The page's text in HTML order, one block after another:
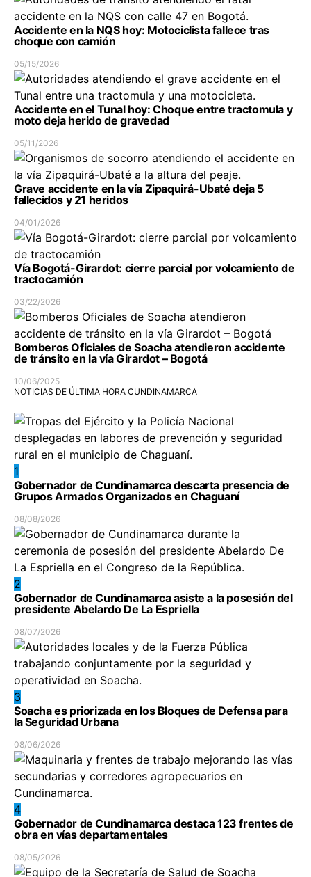
Accidente en la NQS hoy: Motociclista fallece tras
choque con camión
05/15/2026
Accidente en el Tunal hoy: Choque entre tractomula y
moto deja herido de gravedad
05/11/2026
Grave accidente en la vía Zipaquirá-Ubaté deja 5
fallecidos y 21 heridos
04/01/2026
Vía Bogotá-Girardot: cierre parcial por volcamiento de
tractocamión
03/22/2026
Bomberos Oficiales de Soacha atendieron accidente
de tránsito en la vía Girardot – Bogotá
10/06/2025
NOTICIAS DE ÚLTIMA HORA CUNDINAMARCA
1
Gobernador de Cundinamarca descarta presencia de
Grupos Armados Organizados en Chaguaní
08/08/2026
2
Gobernador de Cundinamarca asiste a la posesión del
presidente Abelardo De La Espriella
08/07/2026
3
Soacha es priorizada en los Bloques de Defensa para
la Seguridad Urbana
08/06/2026
4
Gobernador de Cundinamarca destaca 123 frentes de
obra en vías departamentales
08/05/2026